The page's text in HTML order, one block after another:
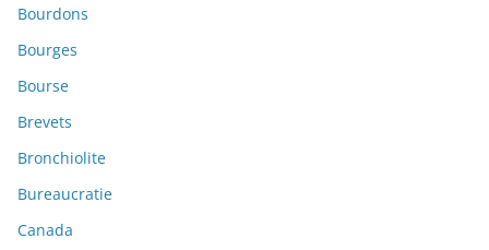
Bourdons
Bourges
Bourse
Brevets
Bronchiolite
Bureaucratie
Canada